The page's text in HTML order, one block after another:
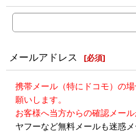
メールアドレス [必須]
携帯メール（特にドコモ）の
願いします。
お客様へ当方からの確認メー
ヤフーなど無料メールも迷惑